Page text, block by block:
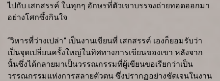
ไปกับ เสกสรรค์ ในทุกๆ อักษรที่ตัวเขาบรรจงถ่ายทอดออกมา
อย่างโศกซึ้งกินใจ
“วิหารที่ว่างเปล่า” เป็นงานเขียนที่ เสกสรรค์ เองก็ยอมรับว่า
เป็นจุดเปลี่ยนครั้งใหญ่ในทิศทางการเขียนของเขา หลังจาก
นั้นซึ่งได้กลายมาเป็นวรรณกรรมที่ผู้เขียนขอเรียกว่าเป็น
วรรณกรรมแห่งการสลายตัวตน ซึ่งปรากฏอย่างชัดเจนในงาน